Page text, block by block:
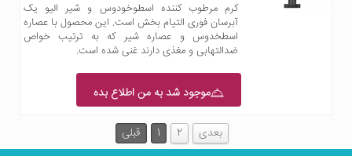
کرم مرطوب کننده اسطوخودوس و شیر الیو یک
آبرسان فوری التیام بخش است. این محصول با عصاره
اسطخدوس و عصاره شیر که به ترتیب خواص
ضدالتهابی و مغذی دارند غنی شده است.
موجود شد به من اطلاع بده
قبلی 1 2 بعدی